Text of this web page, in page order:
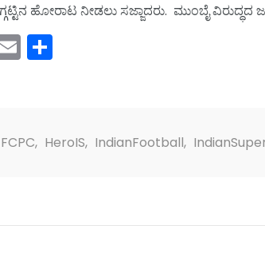
ಹೋರಾಟ ನೀಡಲು ಸಜ್ಜಾದರು. ಮುಂಬೈ ವಿರುದ್ಧದ
Email
FCPC, HeroIS, IndianFootball,